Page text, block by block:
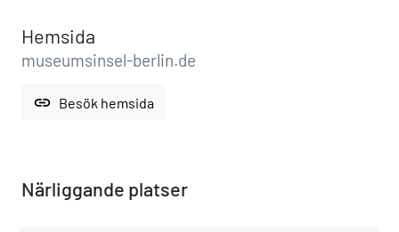
Hemsida
museumsinsel-berlin.de
link Besök hemsida
Närliggande platser